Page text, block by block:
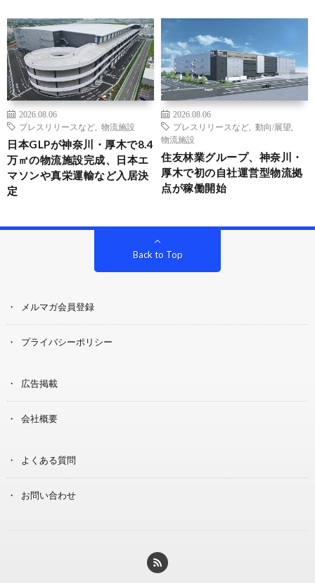
2026.08.06
プレスリリースなど
物流施設
日本GLPが神奈川・厚木で8.4
万㎡の物流施設完成、日本エ
マソンや真栄運輸など入居決
定
2026.08.06
プレスリリースなど
動向/展望
物流施設
住友林業グループ、神奈川・
厚木で初の自社運営型物流拠
点が稼働開始
Back to Top
メルマガ会員登録
プライバシーポリシー
広告掲載
会社概要
よくある質問
お問い合わせ